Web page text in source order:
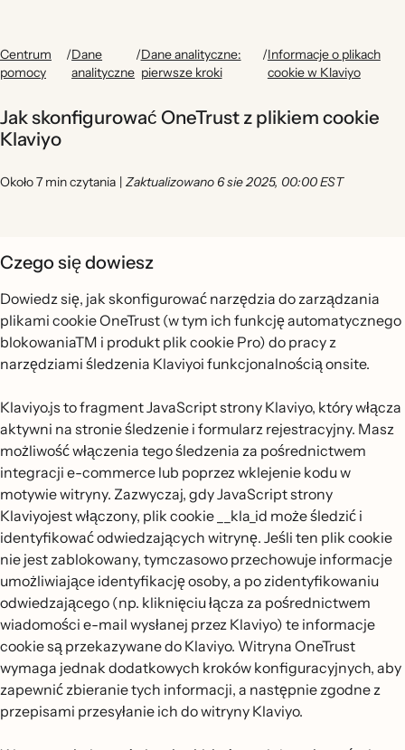
Centrum
pomocy
/Dane
analityczne
/Dane analityczne:
pierwsze kroki
/Informacje o plikach
cookie w Klaviyo
Jak skonfigurować OneTrust z plikiem cookie
Klaviyo
Około 7 min czytania | Zaktualizowano 6 sie 2025, 00:00 EST
Czego się dowiesz
Dowiedz się, jak skonfigurować narzędzia do zarządzania
plikami cookie OneTrust (w tym ich funkcję automatycznego
blokowaniaTM i produkt plik cookie Pro) do pracy z
narzędziami śledzenia Klaviyoi funkcjonalnością onsite.
Klaviyo.js to fragment JavaScript strony Klaviyo, który włącza
aktywni na stronie śledzenie i formularz rejestracyjny. Masz
możliwość włączenia tego śledzenia za pośrednictwem
integracji e-commerce lub poprzez wklejenie kodu w
motywie witryny. Zazwyczaj, gdy JavaScript strony
Klaviyojest włączony, plik cookie __kla_id może śledzić i
identyfikować odwiedzających witrynę. Jeśli ten plik cookie
nie jest zablokowany, tymczasowo przechowuje informacje
umożliwiające identyfikację osoby, a po zidentyfikowaniu
odwiedzającego (np. kliknięciu łącza za pośrednictwem
wiadomości e-mail wysłanej przez Klaviyo) te informacje
cookie są przekazywane do Klaviyo. Witryna OneTrust
wymaga jednak dodatkowych kroków konfiguracyjnych, aby
zapewnić zbieranie tych informacji, a następnie zgodne z
przepisami przesyłanie ich do witryny Klaviyo.